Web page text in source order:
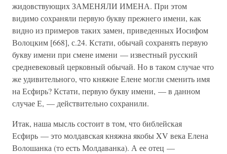
жидовствующих ЗАМЕНЯЛИ ИМЕНА. При этом
видимо сохраняли первую букву прежнего имени, как
видно из примеров таких замен, приведенных Иосифом
Волоцким [668], с.24. Кстати, обычай сохранять первую
букву имени при смене имени — известный русский
средневековый церковный обычай. Но в таком случае что
же удивительного, что княжне Елене могли сменить имя
на Есфирь? Кстати, первую букву имени, — в данном
случае Е, — действительно сохранили.
Итак, наша мысль состоит в том, что библейская
Есфирь — это молдавская княжна якобы XV века Елена
Волошанка (то есть Молдаванка). А ее отец —